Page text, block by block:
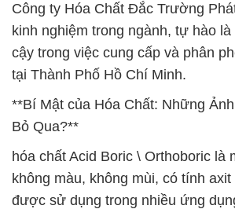
Công ty Hóa Chất Đắc Trường
kinh nghiệm trong ngành, tự hào
cậy trong việc cung cấp và phân
tại Thành Phố Hồ Chí Minh.
**Bí Mật của Hóa Chất: Những
Bỏ Qua?**
hóa chất Acid Boric \ Orthoboric là
không màu, không mùi, có tính
được sử dụng trong nhiều ứng